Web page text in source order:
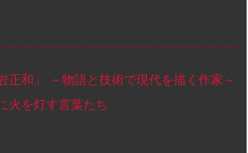
正和」 ～物語と技術で現代を描く作家～
火を灯す言葉たち